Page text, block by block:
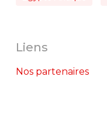
Liens
Nos partenaires